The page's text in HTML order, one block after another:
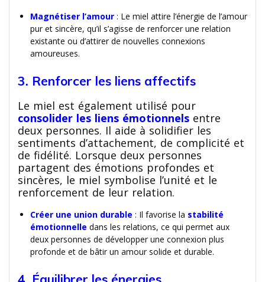
Magnétiser l’amour : Le miel attire l’énergie de l’amour
pur et sincère, qu’il s’agisse de renforcer une relation
existante ou d’attirer de nouvelles connexions
amoureuses.
3. Renforcer les liens affectifs
Le miel est également utilisé pour
consolider les liens émotionnels entre
deux personnes. Il aide à solidifier les
sentiments d’attachement, de complicité et
de fidélité. Lorsque deux personnes
partagent des émotions profondes et
sincères, le miel symbolise l’unité et le
renforcement de leur relation.
Créer une union durable : Il favorise la stabilité
émotionnelle dans les relations, ce qui permet aux
deux personnes de développer une connexion plus
profonde et de bâtir un amour solide et durable.
4. Équilibrer les énergies